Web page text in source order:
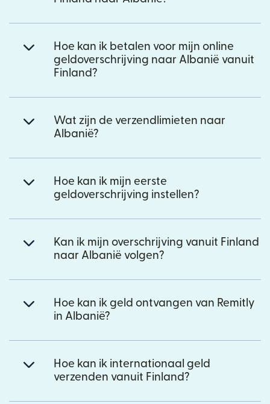
Hoe kan ik betalen voor mijn online
geldoverschrijving naar Albanië vanuit
Finland?
Wat zijn de verzendlimieten naar
Albanië?
Hoe kan ik mijn eerste
geldoverschrijving instellen?
Kan ik mijn overschrijving vanuit Finland
naar Albanië volgen?
Hoe kan ik geld ontvangen van Remitly
in Albanië?
Hoe kan ik internationaal geld
verzenden vanuit Finland?